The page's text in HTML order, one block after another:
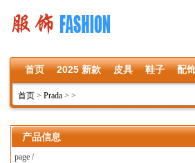
首页 2025 新款 皮具 鞋子 配
首页 > Prada > >
产品信息
page /